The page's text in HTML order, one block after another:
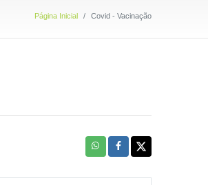
Página Inicial Covid - Vacinação